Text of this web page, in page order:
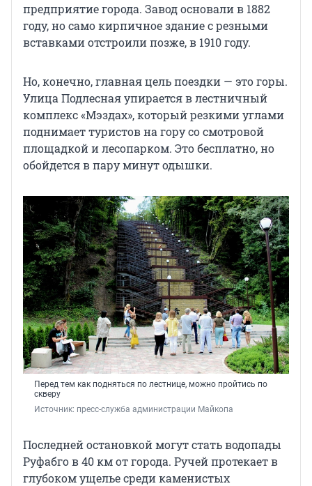
предприятие города. Завод основали в 1882
году, но само кирпичное здание с резными
вставками отстроили позже, в 1910 году.
Но, конечно, главная цель поездки — это горы.
Улица Подлесная упирается в лестничный
комплекс «Мэздах», который резкими углами
поднимает туристов на гору со смотровой
площадкой и лесопарком. Это бесплатно, но
обойдется в пару минут одышки.
Перед тем как подняться по лестнице, можно пройтись по
скверу
Источник: пресс-служба администрации Майкопа
Последней остановкой могут стать водопады
Руфабго в 40 км от города. Ручей протекает в
глубоком ущелье среди каменистых